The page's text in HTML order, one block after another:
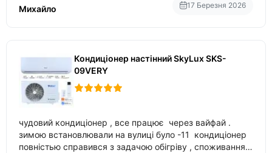
Михайло 17 Березня 2026
Кондиціонер настінний SkyLux SKS-
09VERY
чудовий кондиціонер , все працює через вайфай .
зимою встановлювали на вулиці було -11 кондиціонер
повністью справився з задачою обігріву , споживання